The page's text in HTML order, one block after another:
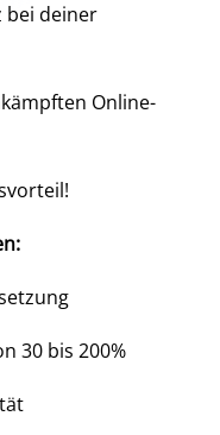
bei deiner
Online-
30 bis 200%